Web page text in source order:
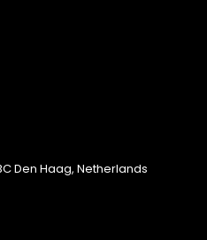
Den Haag, Netherlands